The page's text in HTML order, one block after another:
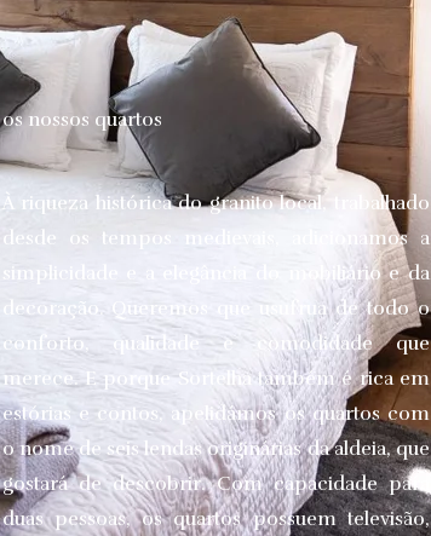
os nossos quartos
À riqueza histórica do granito local, trabalhado
desde os tempos medievais, adicionamos a
simplicidade e a elegância do mobiliário e da
decoração. Queremos que usufrua de todo o
conforto, qualidade e comodidade que
merece.E porque Sortelha também é rica em
estórias e contos, apelidámos os quartos com
o nome de seis lendas originárias da aldeia, que
gostará de descobrir. Com capacidade para
duas pessoas, os quartos possuem televisão,